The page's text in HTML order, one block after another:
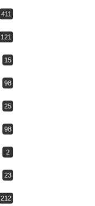
411
121
15
98
25
98
2
23
212